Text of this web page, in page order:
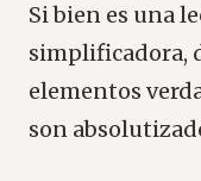
Si bien es una
simplificadora,
elementos
son